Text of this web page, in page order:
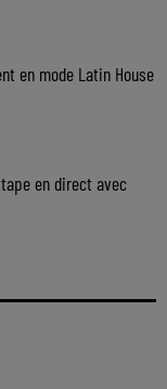
en mode Latin House
en direct avec